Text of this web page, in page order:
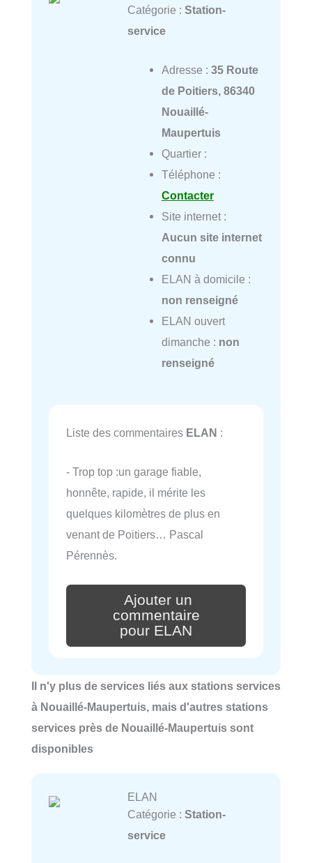
Catégorie : Station-
service
Adresse : 35 Route
de Poitiers, 86340
Nouaillé-
Maupertuis
Quartier :
Téléphone :
Contacter
Site internet :
Aucun site internet
connu
ELAN à domicile :
non renseigné
ELAN ouvert
dimanche : non
renseigné
Liste des commentaires ELAN :
- Trop top :un garage fiable,
honnête, rapide, il mérite les
quelques kilomètres de plus en
venant de Poitiers… Pascal
Pérennès.
Ajouter un
commentaire
pour ELAN
Il n'y plus de services liés aux stations services
à Nouaillé-Maupertuis, mais d'autres stations
services près de Nouaillé-Maupertuis sont
disponibles
ELAN
Catégorie : Station-
service